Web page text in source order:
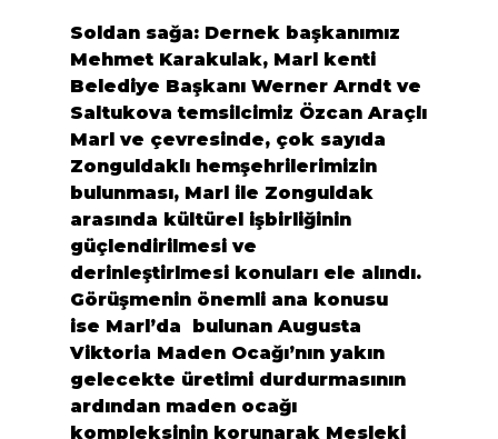
Soldan sağa: Dernek başkanımız
Mehmet Karakulak, Marl kenti
Belediye Başkanı Werner Arndt ve
Saltukova temsilcimiz Özcan Araçlı
Marl ve çevresinde, çok sayıda
Zonguldaklı hemşehrilerimizin
bulunması, Marl ile Zonguldak
arasında kültürel işbirliğinin
güçlendirilmesi ve
derinleştirlmesi konuları ele alındı.
Görüşmenin önemli ana konusu
ise Marl’da  bulunan Augusta
Viktoria Maden Ocağı’nın yakın
gelecekte üretimi durdurmasının
ardından maden ocağı
kompleksinin korunarak Mesleki